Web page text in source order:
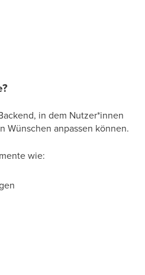
in dem Nutzer*innen
Wünschen anpassen können.
wie: